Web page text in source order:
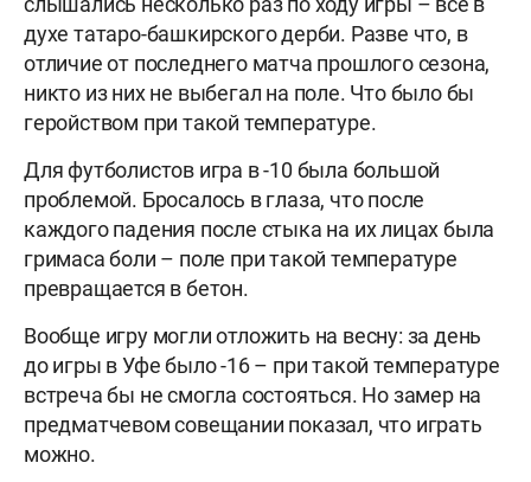
духе татаро-башкирского дерби. Разве что, в
отличие от последнего матча прошлого сезона,
никто из них не выбегал на поле. Что было бы
геройством при такой температуре.
Для футболистов игра в -10 была большой
проблемой. Бросалось в глаза, что после
каждого падения после стыка на их лицах была
гримаса боли – поле при такой температуре
превращается в бетон.
Вообще игру могли отложить на весну: за день
до игры в Уфе было -16 – при такой температуре
встреча бы не смогла состояться. Но замер на
предматчевом совещании показал, что играть
можно.